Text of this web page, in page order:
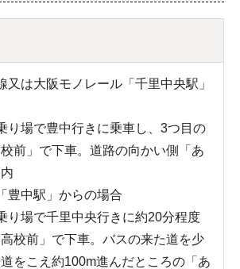
は大阪モノレール「千里中央駅」
場で豊中行きに乗車し、3つ目の
前」で下車。道路の向かい側「あ
中駅」からの場合
場で千里中央行きに約20分程度
校前」で下車。バスの来た道を少
をこえ約100m進んだところの「あ